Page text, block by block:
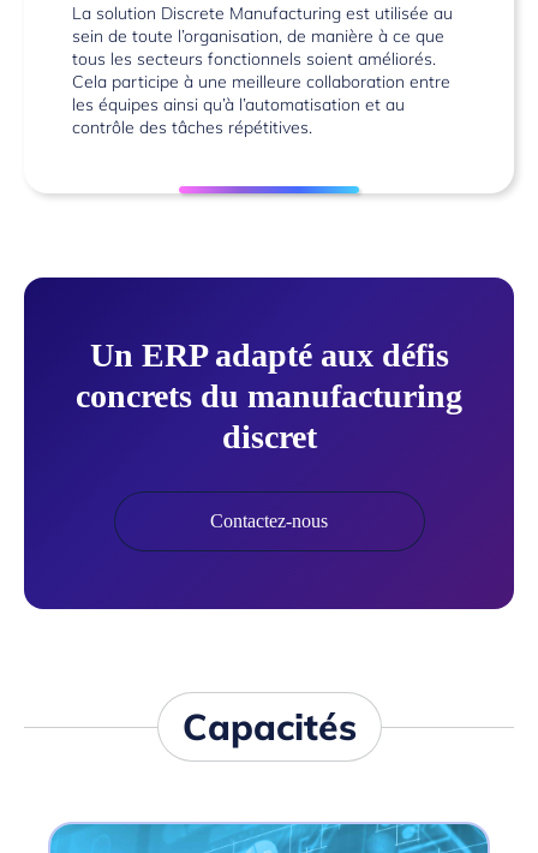
La solution Discrete Manufacturing est utilisée au
sein de toute l’organisation, de manière à ce que
tous les secteurs fonctionnels soient améliorés.
Cela participe à une meilleure collaboration entre
les équipes ainsi qu’à l’automatisation et au
contrôle des tâches répétitives.
Un ERP adapté aux défis
concrets du manufacturing
discret
Contactez-nous
Capacités